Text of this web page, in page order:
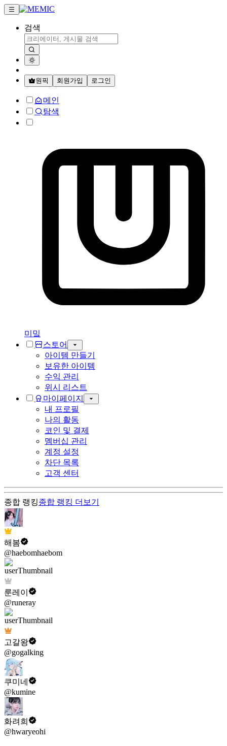
검색
원픽 회원가입 로그인
메인
탐색
미밐
스토어
아이템 만들기
보유한 아이템
수익 관리
위시 리스트
마이페이지
내 프로필
나의 활동
코인 및 결제
멤버십 관리
계정 설정
차단 목록
고객 센터
종합 랭킹종합 랭킹 더보기
해봄
@haebomhaebom
룬레이
@runeray
고갈왕
@gogalking
쿠미네
@kumine
화려희
@hwaryeohi